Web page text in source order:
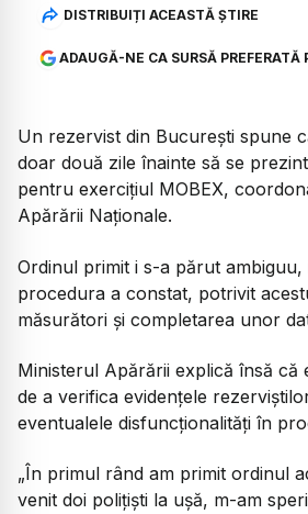
DISTRIBUIȚI ACEASTĂ ȘTIRE
ADAUGĂ-NE CA SURSĂ PREFERATĂ
Un rezervist din București spune
doar două zile înainte să se
pentru exercițiul MOBEX,
Apărării Naționale.
Ordinul primit i s-a părut
procedura a constat, potrivit
măsurători și completarea unor
Ministerul Apărării explică însă că
de a verifica evidențele
eventualele disfuncționalități în
„În primul rând am primit ordinul
venit doi polițiști la ușă, m-am